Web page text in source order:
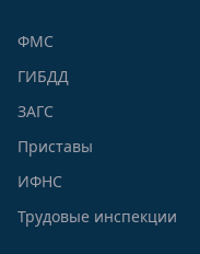
ФМС
ГИБДД
ЗАГС
Приставы
ИФНС
Трудовые инспекции